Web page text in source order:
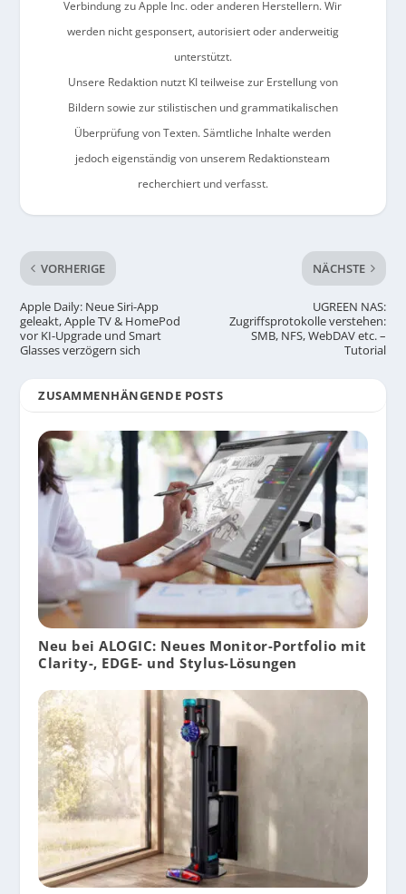
Verbindung zu Apple Inc. oder anderen Herstellern. Wir
werden nicht gesponsert, autorisiert oder anderweitig
unterstützt.
Unsere Redaktion nutzt KI teilweise zur Erstellung von
Bildern sowie zur stilistischen und grammatikalischen
Überprüfung von Texten. Sämtliche Inhalte werden
jedoch eigenständig von unserem Redaktionsteam
recherchiert und verfasst.
VORHERIGE
Apple Daily: Neue Siri-App
geleakt, Apple TV & HomePod
vor KI-Upgrade und Smart
Glasses verzögern sich
NÄCHSTE
UGREEN NAS:
Zugriffsprotokolle verstehen:
SMB, NFS, WebDAV etc. –
Tutorial
ZUSAMMENHÄNGENDE POSTS
Neu bei ALOGIC: Neues Monitor-Portfolio mit
Clarity-, EDGE- und Stylus-Lösungen